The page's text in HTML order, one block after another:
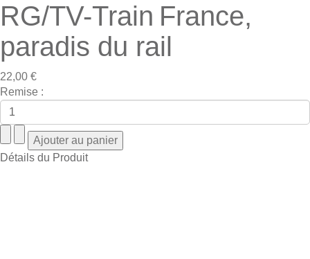
RG/TV-Train France,
paradis du rail
22,00 €
Remise :
Détails du Produit